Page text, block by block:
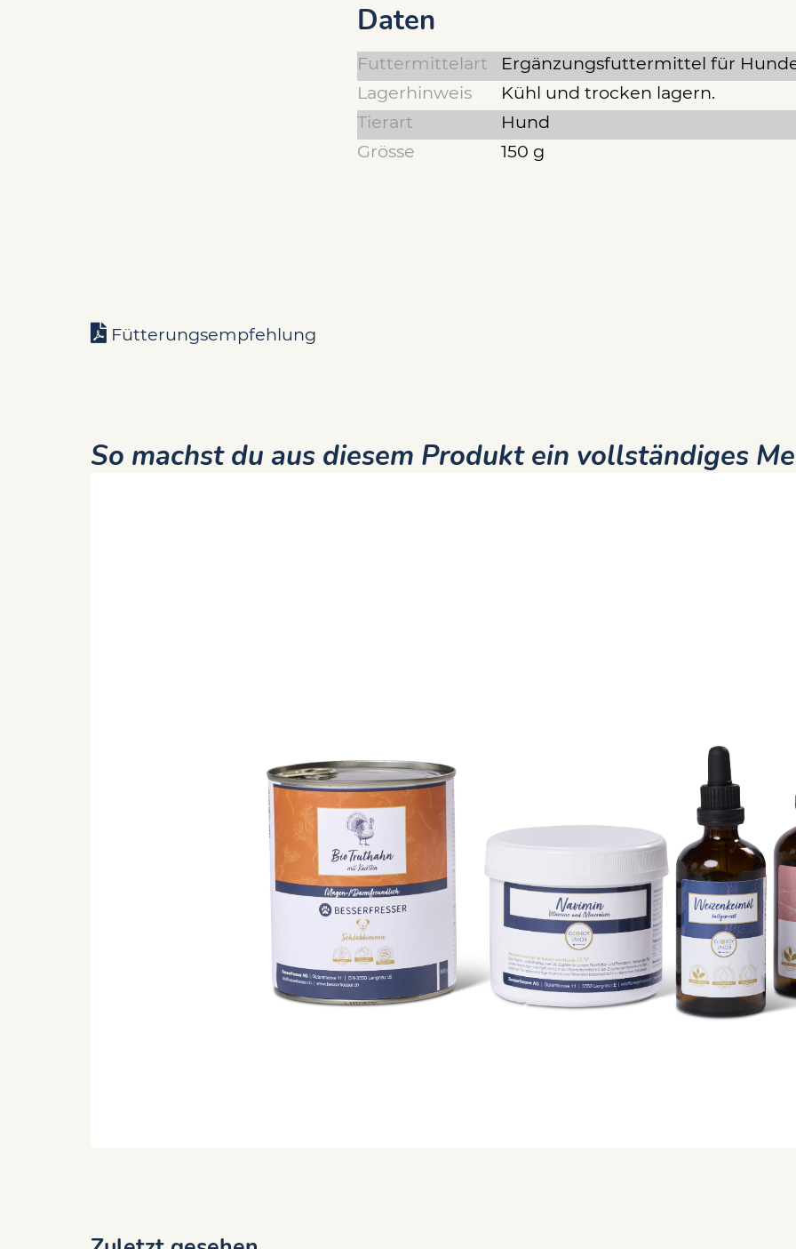
Daten
Futtermittelart
Ergänzungsfuttermittel für
Lagerhinweis
Kühl und trocken lagern.
Tierart
Hund
Grösse
150 g
Fütterungsempfehlung
So machst du aus diesem Produkt ein vollständiges